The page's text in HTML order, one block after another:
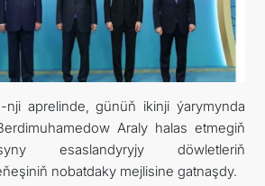
KONSULLYK BÖLÜMI
MAÝA GOÝUMLAR
ARAGATNAŞYK
aprelinde, günüň ikinji ýarymynda
Araly halas etmegiň
esaslandyryjy döwletleriň
nobatdaky mejlisine gatnaşdy.